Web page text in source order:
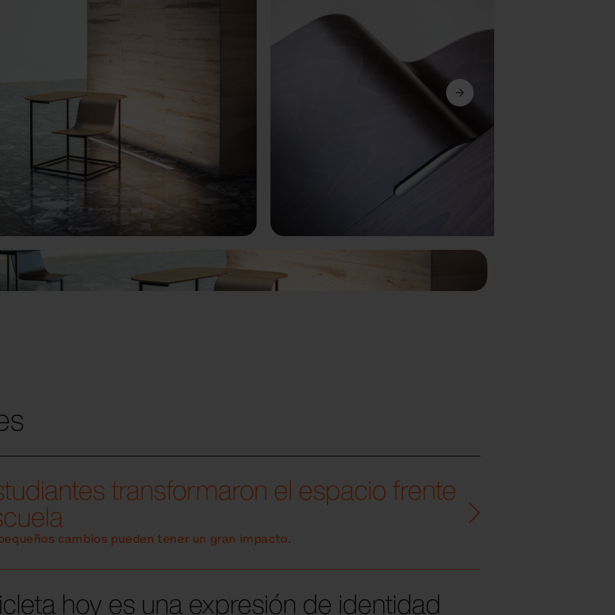
transformaron el espacio frente
cambios pueden tener un gran impacto.
hoy es una expresión de identidad